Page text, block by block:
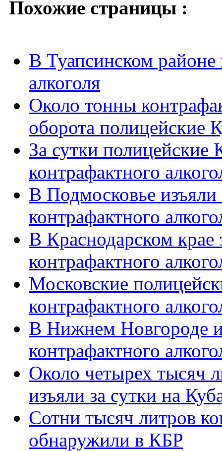
Похожие страницы :
В Туапсинском районе
алкоголя
Около тонны
оборота полицейские
За сутки полицейские
контрафактного
В Подмосковье
контрафактного
В Краснодарском крае
контрафактного
Московские
контрафактного
В Нижнем Новгороде
контрафактного
Около четырех тысяч
изъяли за сутки на
Сотни тысяч литров
обнаружили в КБР